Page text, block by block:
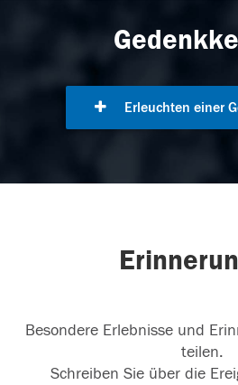
Erleuchten einer
Besondere Erlebnisse und
teilen.
Schreiben Sie über die